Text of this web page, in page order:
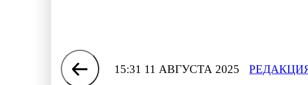
15:31 11 АВГУСТА 2025